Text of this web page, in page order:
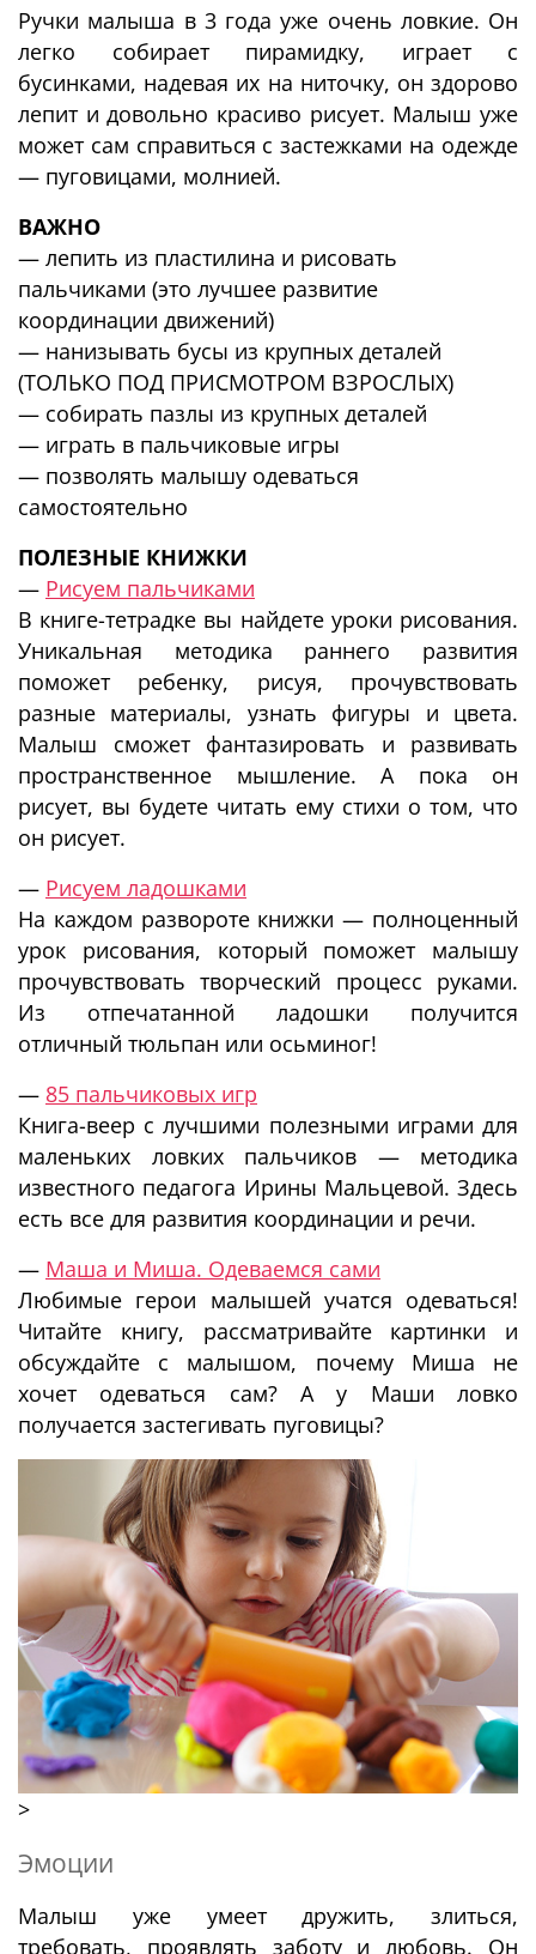
Ручки малыша в 3 года уже очень ловкие. Он
легко собирает пирамидку, играет с
бусинками, надевая их на ниточку, он здорово
лепит и довольно красиво рисует. Малыш уже
может сам справиться с застежками на одежде
— пуговицами, молнией.
ВАЖНО
— лепить из пластилина и рисовать
пальчиками (это лучшее развитие
координации движений)
— нанизывать бусы из крупных деталей
(ТОЛЬКО ПОД ПРИСМОТРОМ ВЗРОСЛЫХ)
— собирать пазлы из крупных деталей
— играть в пальчиковые игры
— позволять малышу одеваться
самостоятельно
ПОЛЕЗНЫЕ КНИЖКИ
— Рисуем пальчиками
В книге-тетрадке вы найдете уроки рисования.
Уникальная методика раннего развития
поможет ребенку, рисуя, прочувствовать
разные материалы, узнать фигуры и цвета.
Малыш сможет фантазировать и развивать
пространственное мышление. А пока он
рисует, вы будете читать ему стихи о том, что
он рисует.
— Рисуем ладошками
На каждом развороте книжки — полноценный
урок рисования, который поможет малышу
прочувствовать творческий процесс руками.
Из отпечатанной ладошки получится
отличный тюльпан или осьминог!
— 85 пальчиковых игр
Книга-веер с лучшими полезными играми для
маленьких ловких пальчиков — методика
известного педагога Ирины Мальцевой. Здесь
есть все для развития координации и речи.
— Маша и Миша. Одеваемся сами
Любимые герои малышей учатся одеваться!
Читайте книгу, рассматривайте картинки и
обсуждайте с малышом, почему Миша не
хочет одеваться сам? А у Маши ловко
получается застегивать пуговицы?
>
Эмоции
Малыш уже умеет дружить, злиться,
требовать, проявлять заботу и любовь. Он